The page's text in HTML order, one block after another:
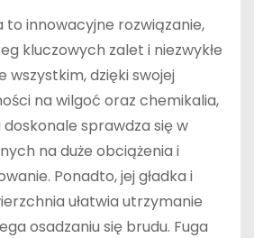
to innowacyjne rozwiązanie,
kluczowych zalet i niezwykłe
wszystkim, dzięki swojej
na wilgoć oraz chemikalia,
sprawdza się w
na duże obciążenia i
Ponadto, jej gładka i
ułatwia utrzymanie
osadzaniu się brudu. Fuga